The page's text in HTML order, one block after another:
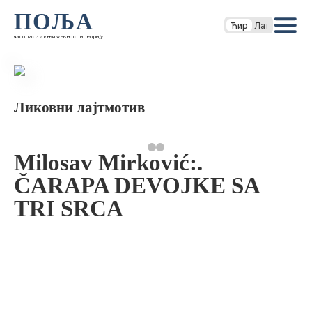
ПОЉА
часопис за књижевност и теорију
Ћир Лат
Ликовни лајтмотив
Milosav Mirković:.
ČARAPA DEVOJKE SA
TRI SRCA